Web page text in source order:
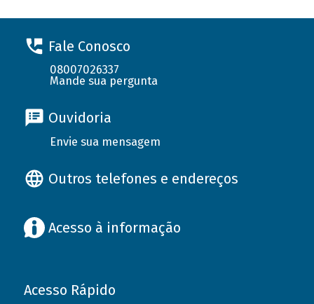
Fale Conosco
08007026337
Mande sua pergunta
Ouvidoria
Envie sua mensagem
Outros telefones e endereços
Acesso à informação
Acesso Rápido